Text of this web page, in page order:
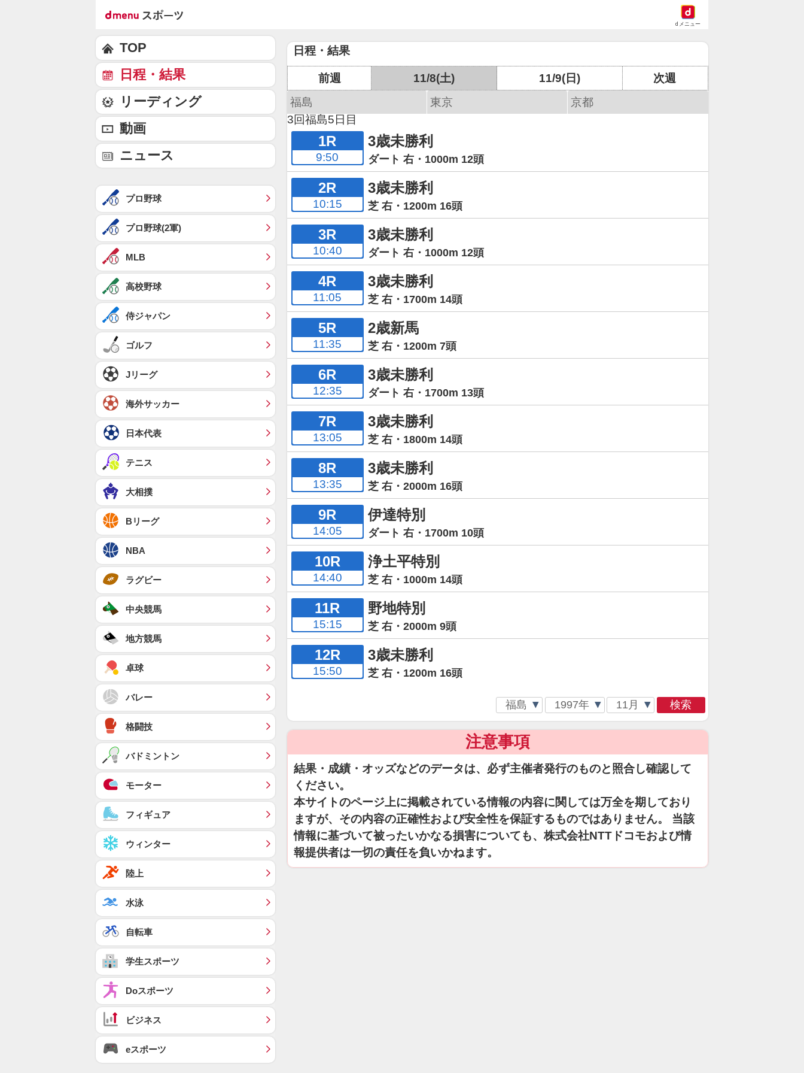
dメニュー
日程・結果
前週 11/8(土) 11/9(日)
次週
福島
東京
京都
3回福島5日目
1R
9:50
3歳未勝利
ダート 右・1000m 12頭
2R
10:15
3歳未勝利
芝 右・1200m 16頭
3R
10:40
3歳未勝利
ダート 右・1000m 12頭
4R
11:05
3歳未勝利
芝 右・1700m 14頭
5R
11:35
2歳新馬
芝 右・1200m 7頭
6R
12:35
3歳未勝利
ダート 右・1700m 13頭
7R
13:05
3歳未勝利
芝 右・1800m 14頭
8R
13:35
3歳未勝利
芝 右・2000m 16頭
9R
14:05
伊達特別
ダート 右・1700m 10頭
10R
14:40
浄土平特別
芝 右・1000m 14頭
11R
15:15
野地特別
芝 右・2000m 9頭
12R
15:50
3歳未勝利
芝 右・1200m 16頭
検索
注意事項
結果・成績・オッズなどのデータは、必ず主催者発行のものと照合し確認して
ください。
本サイトのページ上に掲載されている情報の内容に関しては万全を期しており
ますが、その内容の正確性および安全性を保証するものではありません。 当該
情報に基づいて被ったいかなる損害についても、株式会社NTTドコモおよび情
報提供者は一切の責任を負いかねます。
TOP
日程・結果
リーディング
動画
ニュース
プロ野球
プロ野球(2軍)
MLB
高校野球
侍ジャパン
ゴルフ
Jリーグ
海外サッカー
日本代表
テニス
大相撲
Bリーグ
NBA
ラグビー
中央競馬
地方競馬
卓球
バレー
格闘技
バドミントン
モーター
フィギュア
ウィンター
陸上
水泳
自転車
学生スポーツ
Doスポーツ
ビジネス
eスポーツ